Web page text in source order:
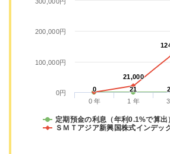
0
0 21
21
21,000
21,000
定期預金の利息（年利0.1%で算出
ＳＭＴアジア新興国株式インデッ
0 年 1 年
0円
100,000円
200,000円